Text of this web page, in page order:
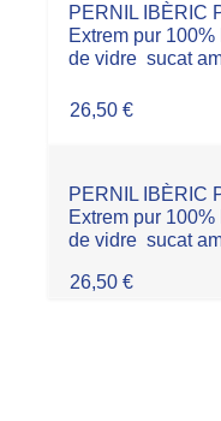
PERNIL IBÈRIC
Extrem pur
de vidre sucat
26,50 €
PERNIL IBÈRIC
Extrem pur
de vidre sucat
26,50 €